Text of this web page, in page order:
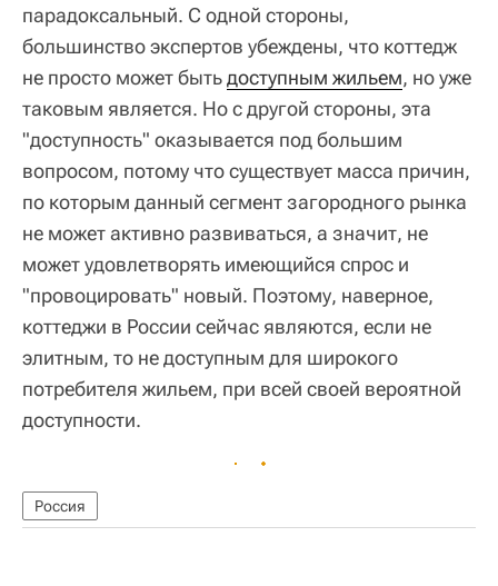
парадоксальный. С одной стороны,
большинство экспертов убеждены, что коттедж
не просто может бытьдоступным жильем, но уже
таковым является. Но с другой стороны, эта
"доступность" оказывается под большим
вопросом, потому что существует масса причин,
по которым данный сегмент загородного рынка
не может активно развиваться, а значит, не
может удовлетворять имеющийся спрос и
"провоцировать" новый. Поэтому, наверное,
коттеджи в России сейчас являются, если не
элитным, то не доступным для широкого
потребителя жильем, при всей своей вероятной
доступности.
Россия